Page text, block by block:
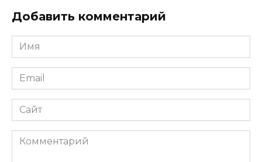
Добавить комментарий
Имя
*
Email
*
Сайт
Комментарий